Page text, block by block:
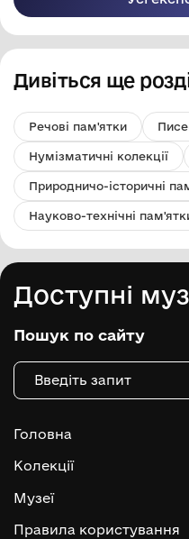
Дивіться ще
Речові пам'ятки
Нумізматичні колекції
Природничо-історичні
Науково-технічні
Доступні
Пошук по сайту
Головна
Колекції
Музеї
Правила користування